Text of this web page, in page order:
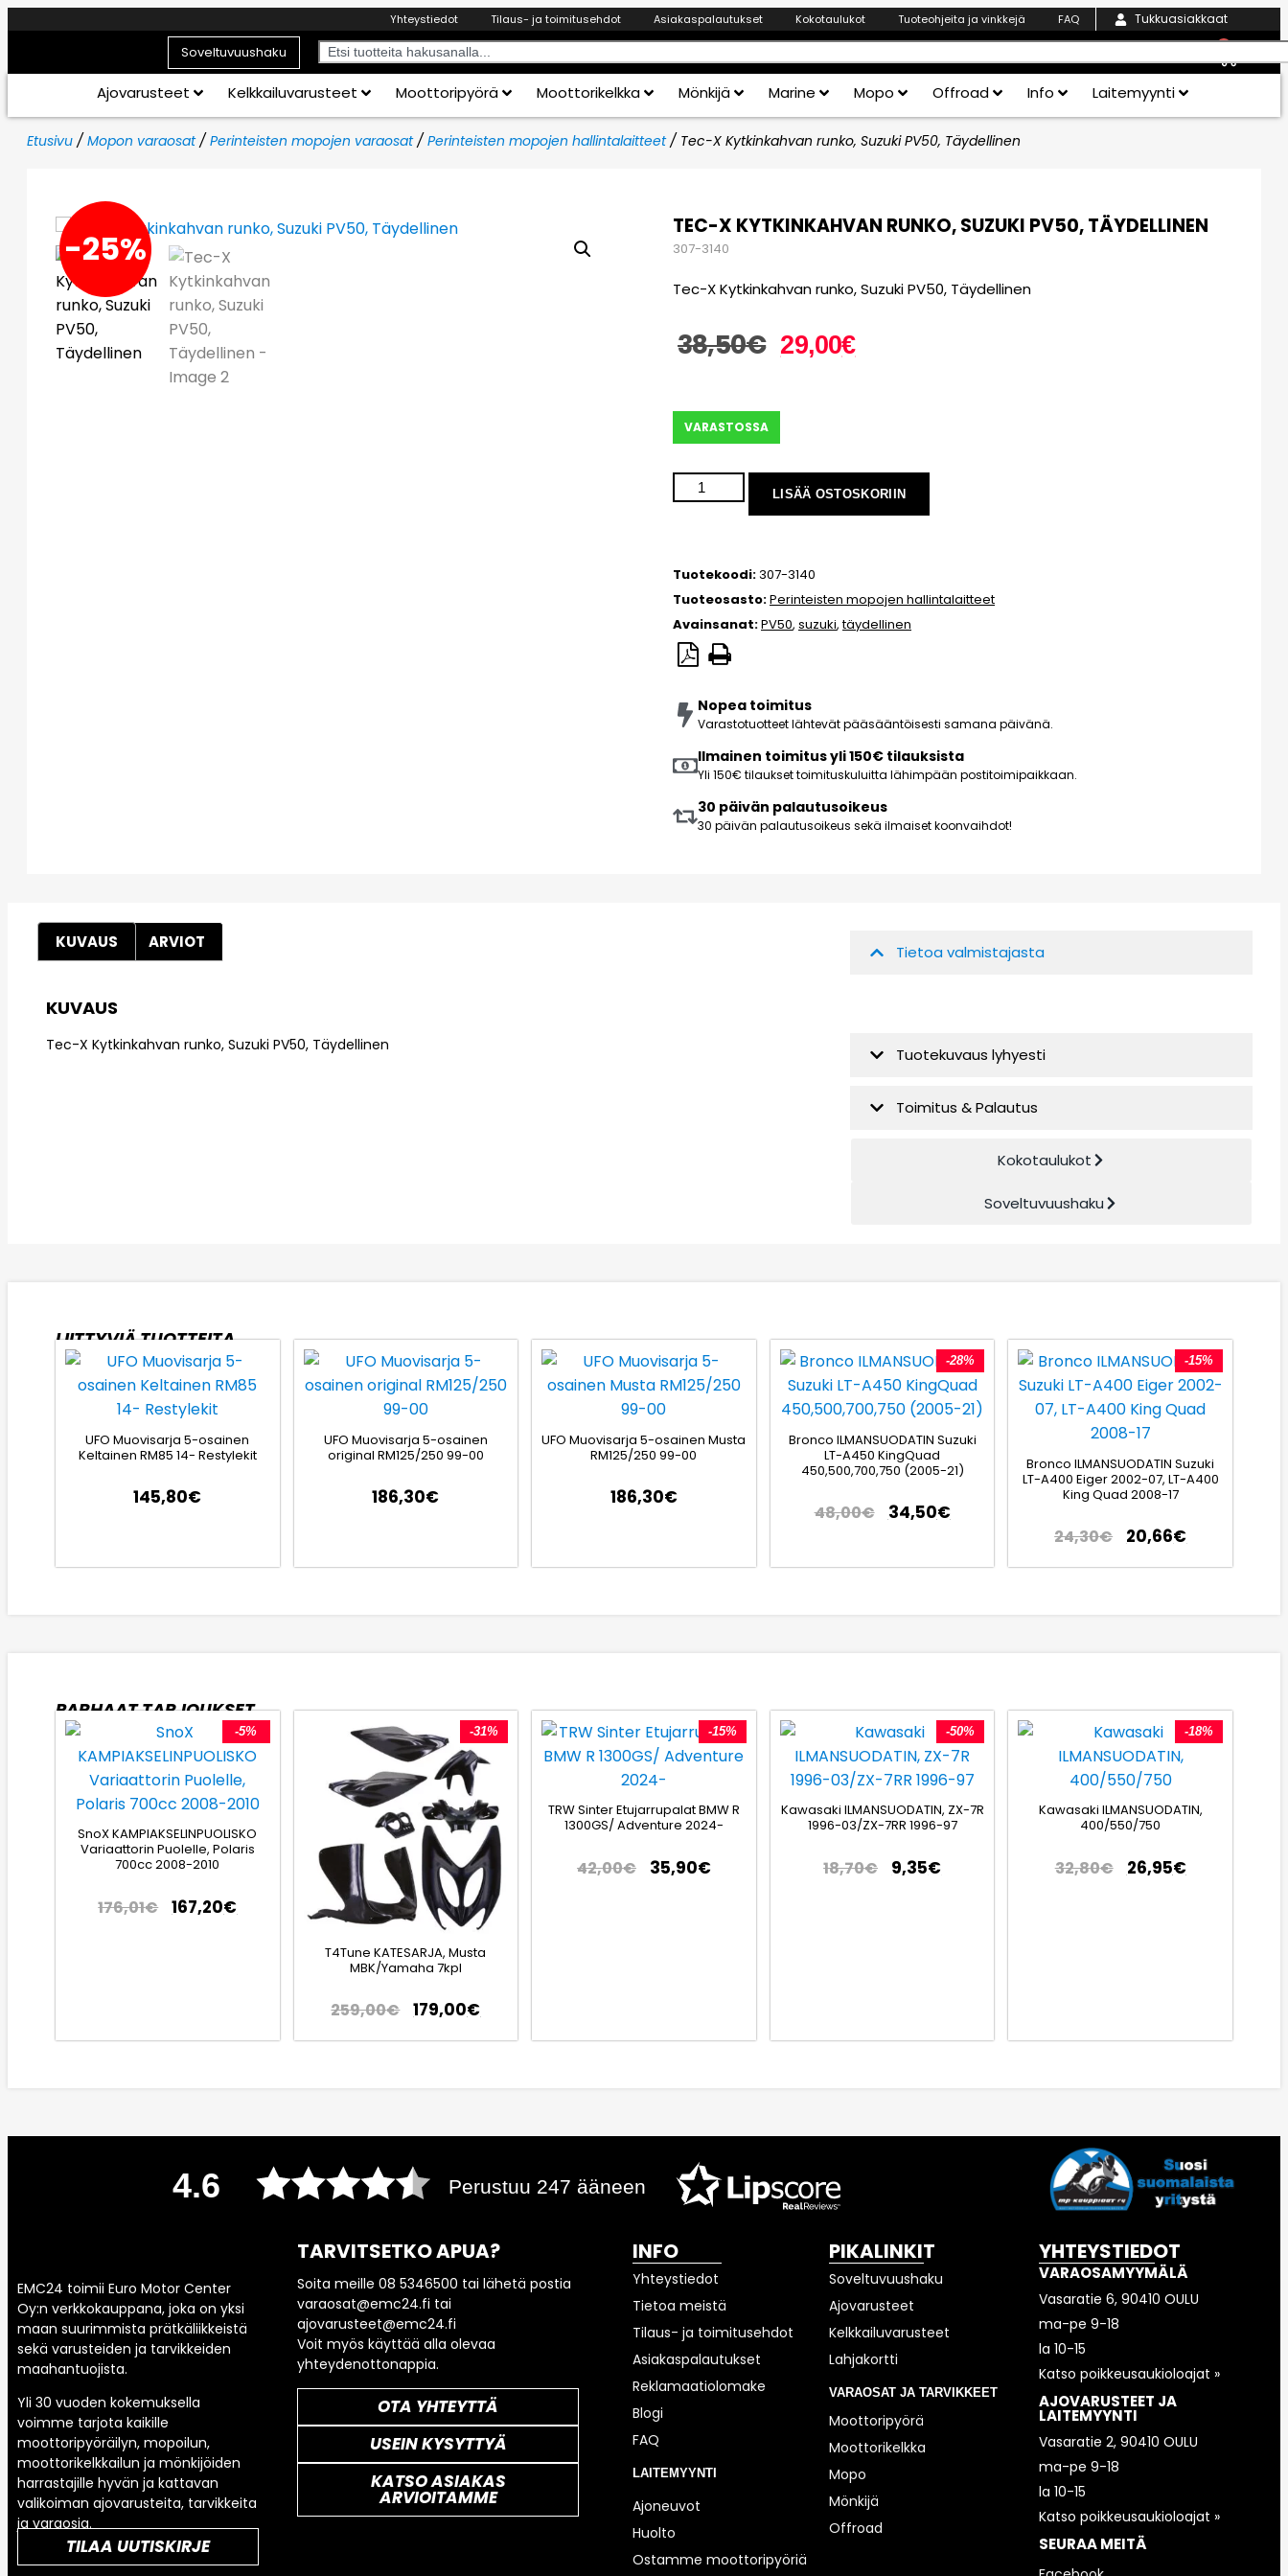
Yhteystiedot Tilaus- ja toimitusehdot Asiakaspalautukset Kokotaulukot Tuoteohjeita ja vinkkejä FAQ Tukkuasiakkaat
Soveltuvuushaku 0
Ajovarusteet Kelkkailuvarusteet Moottoripyörä Moottorikelkka Mönkijä Marine Mopo Offroad Info Laitemyynti
Etusivu / Mopon varaosat/ Perinteisten mopojen varaosat/ Perinteisten mopojen hallintalaitteet/ Tec-X Kytkinkahvan runko, Suzuki PV50, Täydellinen
-25%
TEC-X KYTKINKAHVAN RUNKO, SUZUKI PV50, TÄYDELLINEN
307-3140
Tec-X Kytkinkahvan runko, Suzuki PV50, Täydellinen
38,50€ 29,00€
VARASTOSSA
LISÄÄ OSTOSKORIIN
Tuotekoodi:307-3140
Tuoteosasto:Perinteisten mopojen hallintalaitteet
Avainsanat:PV50, suzuki,täydellinen
Nopea toimitus
Varastotuotteet lähtevät pääsääntöisesti samana päivänä.
Ilmainen toimitus yli 150€ tilauksista
Yli 150€ tilaukset toimituskuluitta lähimpään postitoimipaikkaan.
30 päivän palautusoikeus
30 päivän palautusoikeus sekä ilmaiset koonvaihdot!
KUVAUS ARVIOT
KUVAUS
Tec-X Kytkinkahvan runko, Suzuki PV50, Täydellinen
Tietoa valmistajasta
Tuotekuvaus lyhyesti
Toimitus & Palautus
Kokotaulukot
Soveltuvuushaku
LIITTYVIÄ TUOTTEITA
UFO Muovisarja 5-osainen
Keltainen RM85 14- Restylekit
145,80€
UFO Muovisarja 5-osainen
original RM125/250 99-00
186,30€
UFO Muovisarja 5-osainen Musta
RM125/250 99-00
186,30€
-28%
Bronco ILMANSUODATIN Suzuki
LT-A450 KingQuad
450,500,700,750 (2005-21)
48,00€ 34,50€
-15%
Bronco ILMANSUODATIN Suzuki
LT-A400 Eiger 2002-07, LT-A400
King Quad 2008-17
24,30€ 20,66€
PARHAAT TARJOUKSET
-5%
SnoX KAMPIAKSELINPUOLISKO
Variaattorin Puolelle, Polaris
700cc 2008-2010
176,01€ 167,20€
-31%
T4Tune KATESARJA, Musta
MBK/Yamaha 7kpl
259,00€ 179,00€
-15%
TRW Sinter Etujarrupalat BMW R
1300GS/ Adventure 2024-
42,00€ 35,90€
-50%
Kawasaki ILMANSUODATIN, ZX-7R
1996-03/ZX-7RR 1996-97
18,70€ 9,35€
-18%
Kawasaki ILMANSUODATIN,
400/550/750
32,80€ 26,95€
4.6 Perustuu 247 ääneen
EMC24 toimii Euro Motor Center
Oy:n verkkokauppana, joka on yksi
maan suurimmista prätkäliikkeistä
sekä varusteiden ja tarvikkeiden
maahantuojista.
Yli 30 vuoden kokemuksella
voimme tarjota kaikille
moottoripyöräilyn, mopoilun,
moottorikelkkailun ja mönkijöiden
harrastajille hyvän ja kattavan
valikoiman ajovarusteita, tarvikkeita
ja varaosia.
TILAA UUTISKIRJE
TARVITSETKO APUA?
Soita meille 08 5346500 tai lähetä postia
varaosat@emc24.fi tai
ajovarusteet@emc24.fi
Voit myös käyttää alla olevaa
yhteydenottonappia.
OTA YHTEYTTÄ
USEIN KYSYTTYÄ
KATSO ASIAKAS
ARVIOITAMME
INFO
Yhteystiedot
Tietoa meistä
Tilaus- ja toimitusehdot
Asiakaspalautukset
Reklamaatiolomake
Blogi
FAQ
LAITEMYYNTI
Ajoneuvot
Huolto
Ostamme moottoripyöriä
PIKALINKIT
Soveltuvuushaku
Ajovarusteet
Kelkkailuvarusteet
Lahjakortti
VARAOSAT JA TARVIKKEET
Moottoripyörä
Moottorikelkka
Mopo
Mönkijä
Offroad
YHTEYSTIEDOT
VARAOSAMYYMÄLÄ
Vasaratie 6, 90410 OULU
ma-pe 9-18
la 10-15
Katso poikkeusaukioloajat »
AJOVARUSTEET JA
LAITEMYYNTI
Vasaratie 2, 90410 OULU
ma-pe 9-18
la 10-15
Katso poikkeusaukioloajat »
SEURAA MEITÄ